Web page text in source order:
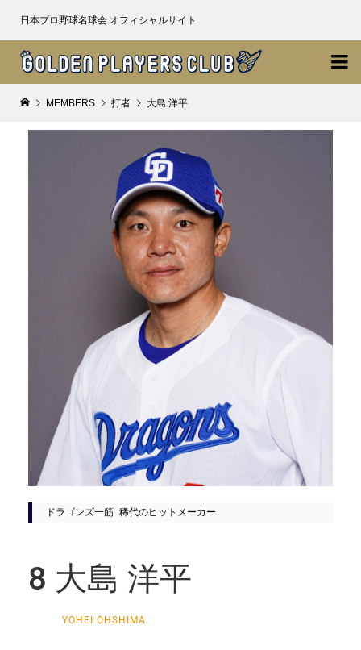
日本プロ野球名球会 オフィシャルサイト

MEMBERS 打者 大島 洋平
ドラゴンズ一筋 稀代のヒットメーカー
8 大島 洋平
YOHEI OHSHIMA